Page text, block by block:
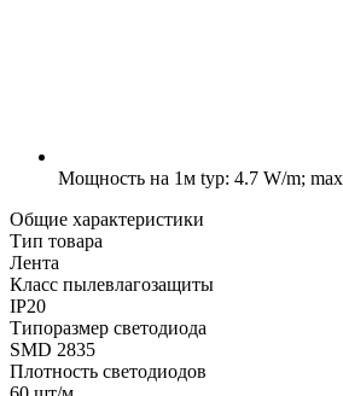
Мощность на 1м typ: 4.7 W/m;
Общие характеристики
Тип товара
Лента
Класс пылевлагозащиты
IP20
Типоразмер светодиода
SMD 2835
Плотность светодиодов